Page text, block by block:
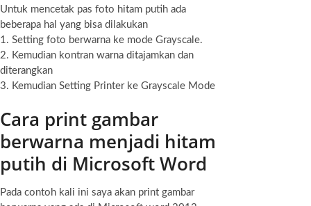
Untuk mencetak pas foto hitam putih ada
beberapa hal yang bisa dilakukan
1. Setting foto berwarna ke mode Grayscale.
2. Kemudian kontran warna ditajamkan dan
diterangkan
3. Kemudian Setting Printer ke Grayscale Mode
Cara print gambar
berwarna menjadi hitam
putih di Microsoft Word
Pada contoh kali ini saya akan print gambar